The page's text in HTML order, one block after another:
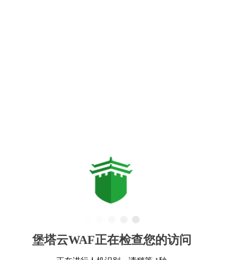
堡塔云WAF正在检查您的访问